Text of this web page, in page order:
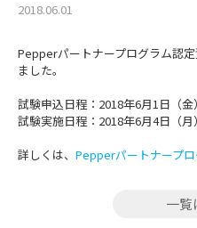
2018.06.01
Pepperパートナープログラム認
ました。
試験申込日程：2018年6月1日（
試験実施日程：2018年6月4日（
詳しくは、 Pepperパートナープ
一覧